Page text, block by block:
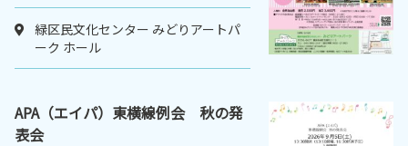
緑区民文化センター みどりアートパ
ーク ホール
APA（エイパ）東横線例会 秋の発
表会